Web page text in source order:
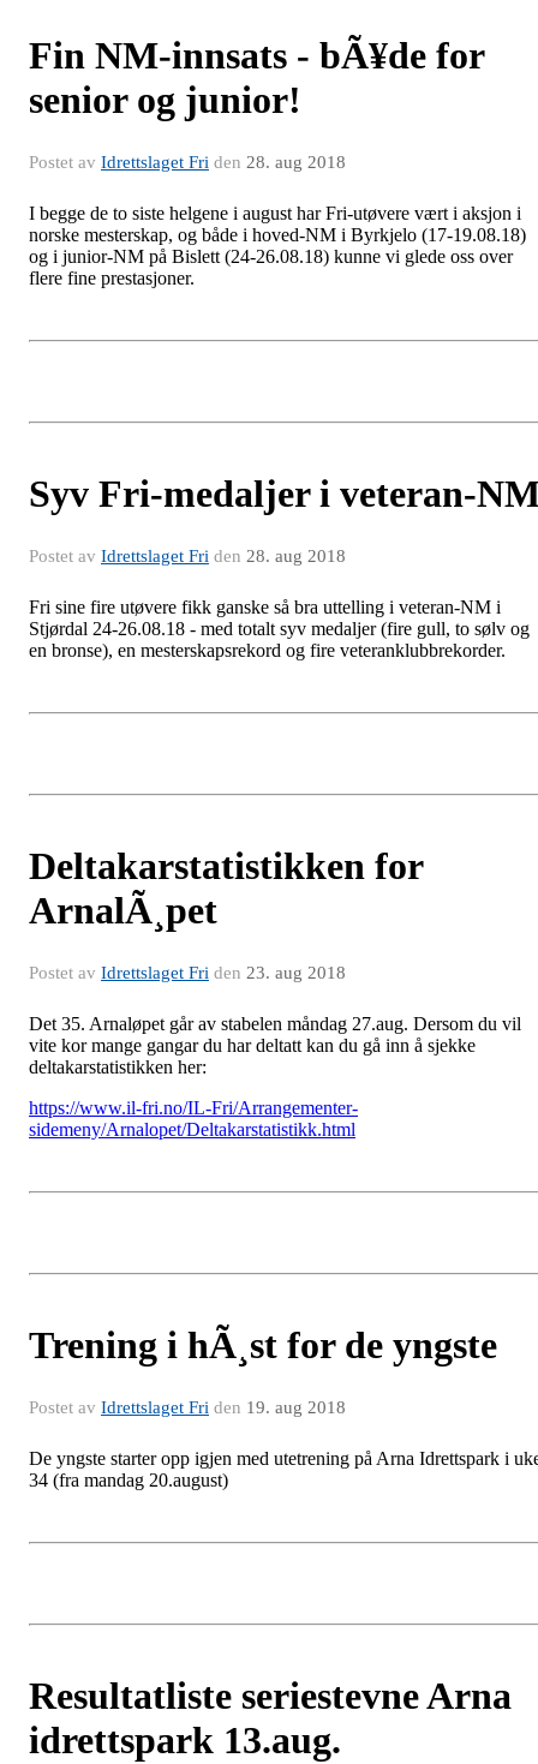
Fin NM-innsats - bÃ¥de for
senior og junior!
Postet av Idrettslaget Fri den 28. aug 2018
I begge de to siste helgene i august har Fri-utøvere vært i aksjon i
norske mesterskap, og både i hoved-NM i Byrkjelo (17-19.08.18)
og i junior-NM på Bislett (24-26.08.18) kunne vi glede oss over
flere fine prestasjoner.
Syv Fri-medaljer i veteran-
Postet av Idrettslaget Fri den 28. aug 2018
Fri sine fire utøvere fikk ganske så bra uttelling i veteran-NM i
Stjørdal 24-26.08.18 - med totalt syv medaljer (fire gull, to sølv og
en bronse), en mesterskapsrekord og fire veteranklubbrekorder.
Deltakarstatistikken for
ArnalÃ¸pet
Postet av Idrettslaget Fri den 23. aug 2018
Det 35. Arnaløpet går av stabelen måndag 27.aug. Dersom du vil
vite kor mange gangar du har deltatt kan du gå inn å sjekke
deltakarstatistikken her:
https://www.il-fri.no/IL-Fri/Arrangementer-
sidemeny/Arnalopet/Deltakarstatistikk.html
Trening i hÃ¸st for de yngste
Postet av Idrettslaget Fri den 19. aug 2018
De yngste starter opp igjen med utetrening på Arna Idrettspark i
34 (fra mandag 20.august)
Resultatliste seriestevne Arna
idrettspark 13.aug.